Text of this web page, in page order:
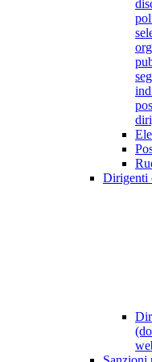
Dirigenti